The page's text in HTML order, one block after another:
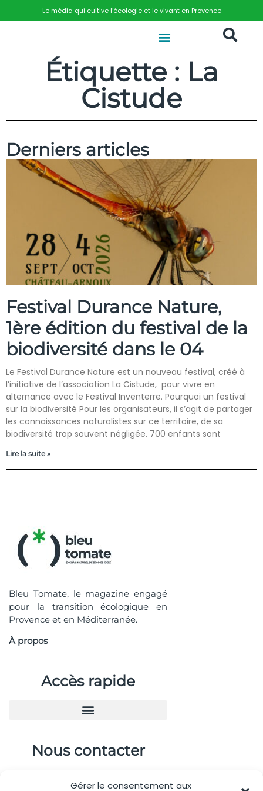
Gérer le consentement aux
Le média qui cultive l’écologie et le vivant en Provence
Étiquette : La
Cistude
Derniers articles
Festival Durance Nature,
1ère édition du festival de la
biodiversité dans le 04
Le Festival Durance Nature est un nouveau festival, créé à
l’initiative de l’association La Cistude, pour vivre en
alternance avec le Festival Inventerre. Pourquoi un festival
sur la biodiversité Pour les organisateurs, il s’agit de partager
les connaissances naturalistes sur ce territoire, de sa
biodiversité trop souvent négligée. 700 enfants sont
Lire la suite »
Bleu Tomate, le magazine engagé
pour la transition écologique en
Provence et en Méditerranée.
À propos
Accès rapide
Nous contacter